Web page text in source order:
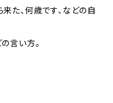
た、何歳です、などの自
言い方。